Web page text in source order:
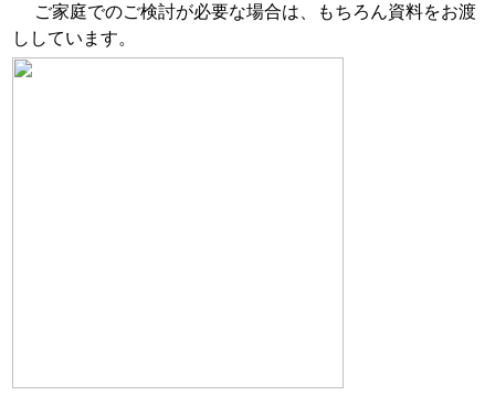
ご家庭でのご検討が必要な場合は、もちろん資料をお渡
ししています。